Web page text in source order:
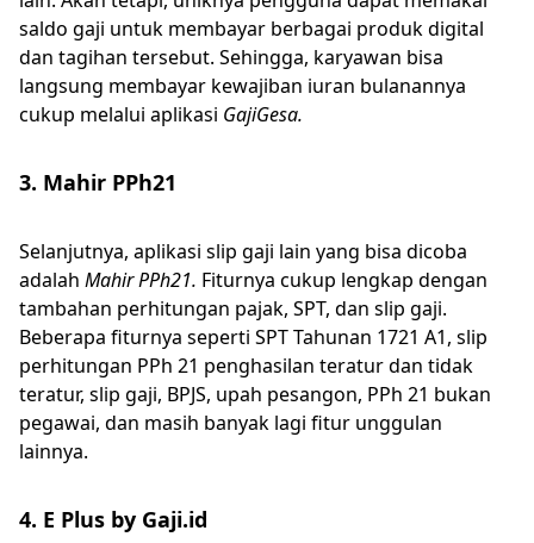
saldo gaji untuk membayar berbagai produk digital
dan tagihan tersebut. Sehingga, karyawan bisa
langsung membayar kewajiban iuran bulanannya
cukup melalui aplikasi GajiGesa.
3. Mahir PPh21
Selanjutnya, aplikasi slip gaji lain yang bisa dicoba
adalah Mahir PPh21. Fiturnya cukup lengkap dengan
tambahan perhitungan pajak, SPT, dan slip gaji.
Beberapa fiturnya seperti SPT Tahunan 1721 A1, slip
perhitungan PPh 21 penghasilan teratur dan tidak
teratur, slip gaji, BPJS, upah pesangon, PPh 21 bukan
pegawai, dan masih banyak lagi fitur unggulan
lainnya.
4. E Plus by Gaji.id